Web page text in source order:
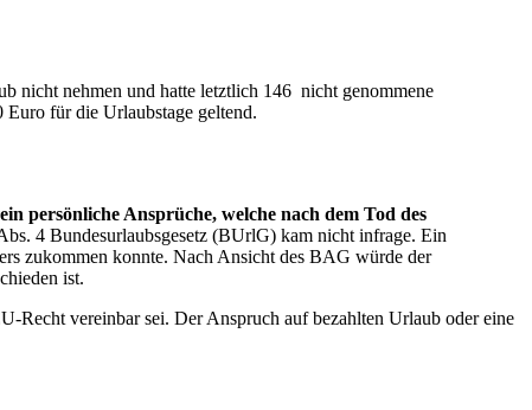
nicht nehmen und hatte letztlich 146 nicht genommene
für die Urlaubstage geltend.
persönliche Ansprüche, welche nach dem Tod des
4 Bundesurlaubsgesetz (BUrlG) kam nicht infrage. Ein
zukommen konnte. Nach Ansicht des BAG würde der
ist.
Recht vereinbar sei. Der Anspruch auf bezahlten Urlaub oder eine